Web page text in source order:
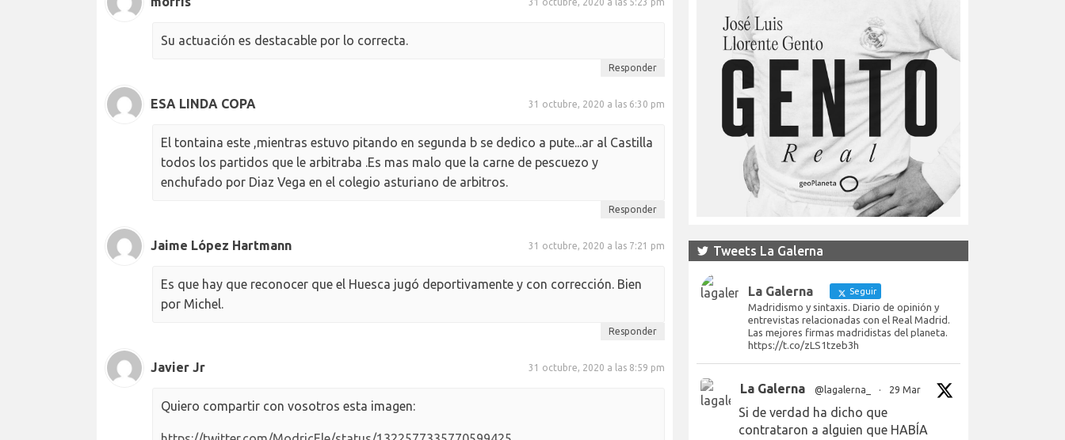
31 octubre, 2020 a las 5:23 pm
Su actuación es destacable por lo correcta.
Responder
ESA LINDA COPA 31 octubre, 2020 a las 6:30 pm
El tontaina este ,mientras estuvo pitando en segunda b se dedico a pute...ar al Castilla
todos los partidos que le arbitraba .Es mas malo que la carne de pescuezo y
enchufado por Diaz Vega en el colegio asturiano de arbitros.
Responder
Jaime López Hartmann 31 octubre, 2020 a las 7:21 pm
Es que hay que reconocer que el Huesca jugó deportivamente y con corrección. Bien
por Michel.
Responder
Javier Jr 31 octubre, 2020 a las 8:59 pm
Quiero compartir con vosotros esta imagen:
Tweets La Galerna
La Galerna Seguir
Madridismo y sintaxis. Diario de opinión y
entrevistas relacionadas con el Real Madrid.
Las mejores firmas madridistas del planeta.
https://t.co/zLS1tzeb3h
La Galerna @lagalerna_ · 29 Mar
Si de verdad ha dicho que
contrataron a alguien que HABÍA